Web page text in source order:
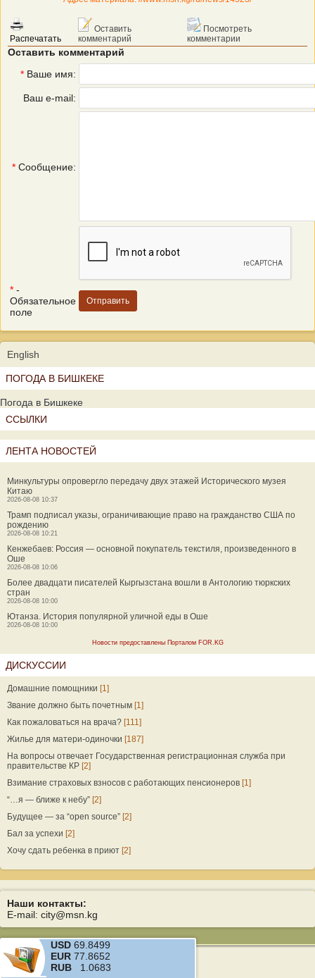
Распечатать
Оставить
комментарий
Посмотреть
комментарии
Оставить комментарий
* Ваше имя:
Ваш e-mail:
* Сообщение:
* -
Обязательное
поле
English
ПОГОДА В БИШКЕКЕ
Погода в Бишкеке
ССЫЛКИ
ЛЕНТА НОВОСТЕЙ
Минкультуры опровергло передачу двух этажей Исторического музея
Китаю
2026-08-08 10:37
Трамп подписал указы, ограничивающие право на гражданство США по
рождению
2026-08-08 10:21
Кенжебаев: Россия — основной покупатель текстиля, произведенного в
Оше
2026-08-08 10:06
Более двадцати писателей Кыргызстана вошли в Антологию тюркских
стран
2026-08-08 10:00
Ютанза. История популярной уличной еды в Оше
2026-08-08 10:00
Новости предоставлены Порталом FOR.KG
ДИСКУССИИ
Домашние помощники [1]
Звание должно быть почетным [1]
Как пожаловаться на врача? [111]
Жилье для матери-одиночки [187]
На вопросы отвечает Государственная регистрационная служба при
правительстве КР [2]
Взимание страховых взносов с работающих пенсионеров [1]
“…я — ближе к небу” [2]
Будущее — за “open source” [2]
Бал за успехи [2]
Хочу сдать ребенка в приют [2]
Наши контакты:
E-mail: city@msn.kg
USD 69.8499
EUR 77.8652
RUB 1.0683